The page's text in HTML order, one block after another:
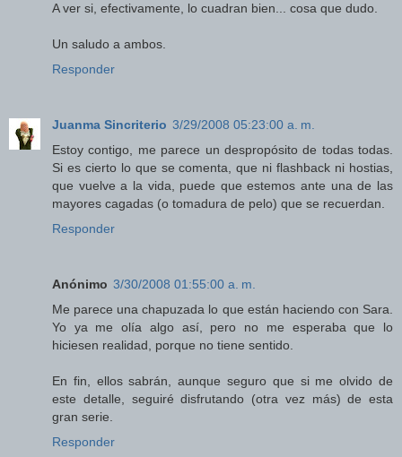
A ver si, efectivamente, lo cuadran bien... cosa que dudo.
Un saludo a ambos.
Responder
Juanma Sincriterio 3/29/2008 05:23:00 a. m.
Estoy contigo, me parece un despropósito de todas todas.
Si es cierto lo que se comenta, que ni flashback ni hostias,
que vuelve a la vida, puede que estemos ante una de las
mayores cagadas (o tomadura de pelo) que se recuerdan.
Responder
Anónimo 3/30/2008 01:55:00 a. m.
Me parece una chapuzada lo que están haciendo con Sara.
Yo ya me olía algo así, pero no me esperaba que lo
hiciesen realidad, porque no tiene sentido.
En fin, ellos sabrán, aunque seguro que si me olvido de
este detalle, seguiré disfrutando (otra vez más) de esta
gran serie.
Responder